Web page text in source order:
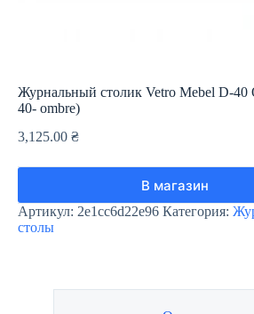
Журнальный столик Vetro Mebel D-
40- ombre)
3,125.00 ₴
В магазин
Артикул: 2e1cc6d22e96 Категория:
столы